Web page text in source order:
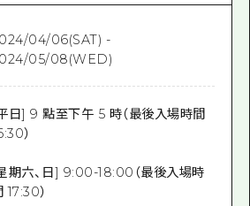
04/06(SAT) -
05/08(WED)
日] 9 點至下午 5 時（最後入場時間
）
期六、日] 9:00-18:00（最後入場時
17:30）